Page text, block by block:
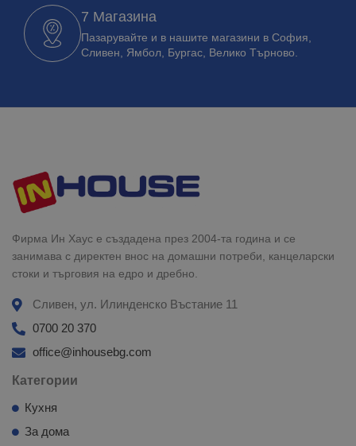
7 Магазина
Пазарувайте и в нашите магазини в София,
Сливен, Ямбол, Бургас, Велико Търново.
Фирма Ин Хаус е създадена през 2004-та година и се
занимава с директен внос на домашни потреби, канцеларски
стоки и търговия на едро и дребно.
Сливен, ул. Илинденско Въстание 11
0700 20 370
office@inhousebg.com
Категории
Кухня
За дома